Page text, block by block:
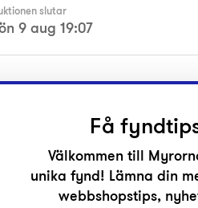
slutar
9 aug 19:07
Få
Välkommen till
unika fynd! Lämna din
webbshopstips,